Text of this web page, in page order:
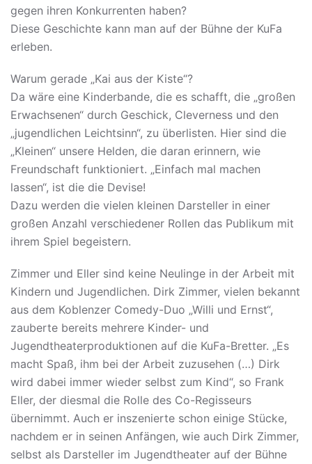
gegen ihren Konkurrenten haben?
Diese Geschichte kann man auf der Bühne der KuFa
erleben.
Warum gerade „Kai aus der Kiste“?
Da wäre eine Kinderbande, die es schafft, die „großen
Erwachsenen“ durch Geschick, Cleverness und den
„jugendlichen Leichtsinn“, zu überlisten. Hier sind die
„Kleinen“ unsere Helden, die daran erinnern, wie
Freundschaft funktioniert. „Einfach mal machen
lassen“, ist die die Devise!
Dazu werden die vielen kleinen Darsteller in einer
großen Anzahl verschiedener Rollen das Publikum mit
ihrem Spiel begeistern.
Zimmer und Eller sind keine Neulinge in der Arbeit mit
Kindern und Jugendlichen. Dirk Zimmer, vielen bekannt
aus dem Koblenzer Comedy-Duo „Willi und Ernst“,
zauberte bereits mehrere Kinder- und
Jugendtheaterproduktionen auf die KuFa-Bretter. „Es
macht Spaß, ihm bei der Arbeit zuzusehen (…) Dirk
wird dabei immer wieder selbst zum Kind“, so Frank
Eller, der diesmal die Rolle des Co-Regisseurs
übernimmt. Auch er inszenierte schon einige Stücke,
nachdem er in seinen Anfängen, wie auch Dirk Zimmer,
selbst als Darsteller im Jugendtheater auf der Bühne